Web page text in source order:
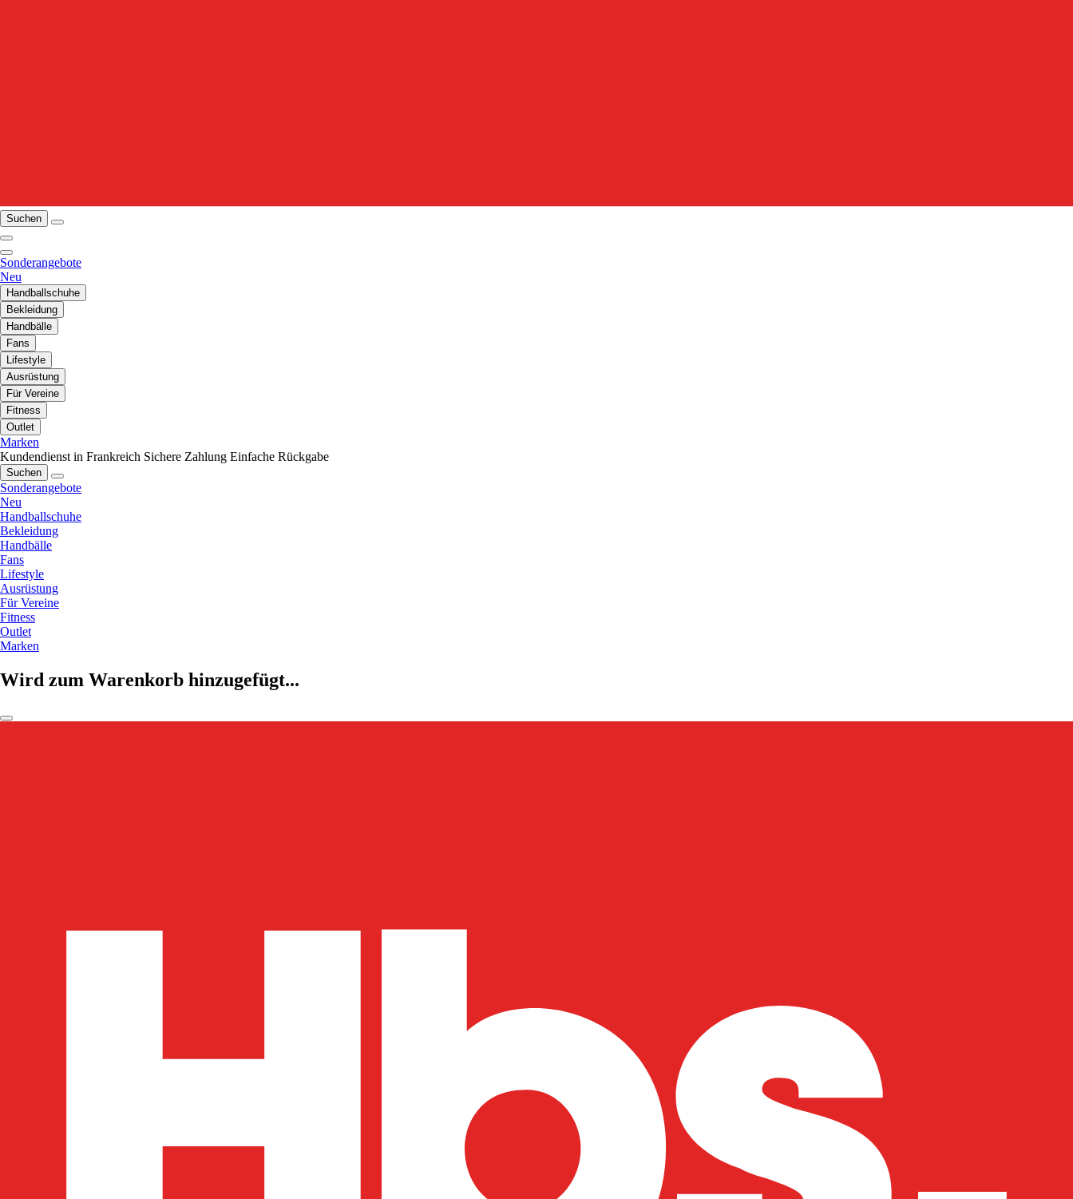
Suchen
Sonderangebote
Neu
Handballschuhe
Bekleidung
Handbälle
Fans
Lifestyle
Ausrüstung
Für Vereine
Fitness
Outlet
Marken
Kundendienst in Frankreich Sichere Zahlung Einfache Rückgabe
Suchen
Sonderangebote
Neu
Handballschuhe
Bekleidung
Handbälle
Fans
Lifestyle
Ausrüstung
Für Vereine
Fitness
Outlet
Marken
Wird zum Warenkorb hinzugefügt...